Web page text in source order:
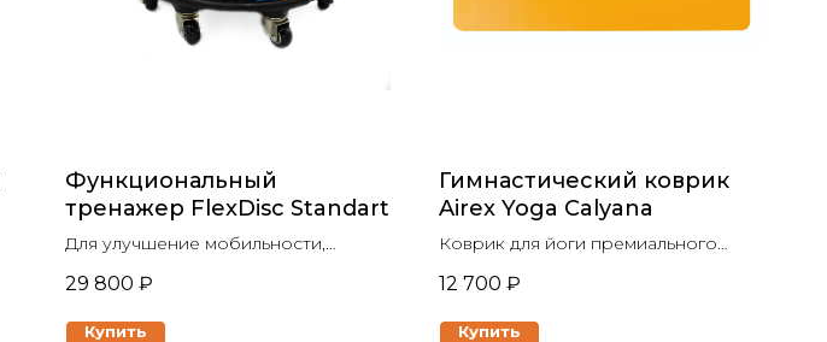
Функциональный
тренажер FlexDisc Standart
Для улучшение мобильности,
укрепление мышц корпуса
29 800 ₽
Купить
Гимнастический коврик
Airex Yoga Calyana
Коврик для йоги премиального
12 700 ₽
Купить